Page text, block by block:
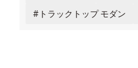
トラックトップ モダン